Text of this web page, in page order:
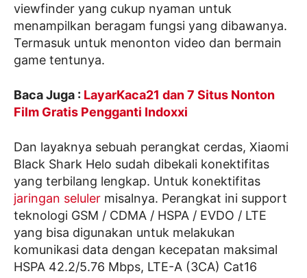
viewfinder yang cukup nyaman untuk
menampilkan beragam fungsi yang dibawanya.
Termasuk untuk menonton video dan bermain
game tentunya.
Baca Juga : LayarKaca21 dan 7 Situs Nonton
Film Gratis Pengganti Indoxxi
Dan layaknya sebuah perangkat cerdas, Xiaomi
Black Shark Helo sudah dibekali konektifitas
yang terbilang lengkap. Untuk konektifitas
jaringan seluler misalnya. Perangkat ini support
teknologi GSM / CDMA / HSPA / EVDO / LTE
yang bisa digunakan untuk melakukan
komunikasi data dengan kecepatan maksimal
HSPA 42.2/5.76 Mbps, LTE-A (3CA) Cat16